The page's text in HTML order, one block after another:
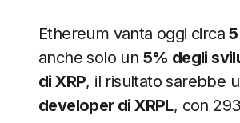
Ethereum vanta oggi circa
anche solo un 5% degli
di XRP, il risultato sarebbe
developer di XRPL, con